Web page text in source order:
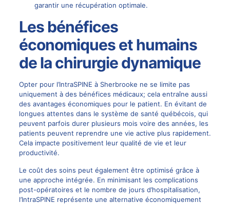
garantir une récupération optimale.
Les bénéfices
économiques et humains
de la chirurgie dynamique
Opter pour l’IntraSPINE à Sherbrooke ne se limite pas
uniquement à des bénéfices médicaux; cela entraîne aussi
des avantages économiques pour le patient. En évitant de
longues attentes dans le système de santé québécois, qui
peuvent parfois durer plusieurs mois voire des années, les
patients peuvent reprendre une vie active plus rapidement.
Cela impacte positivement leur qualité de vie et leur
productivité.
Le coût des soins peut également être optimisé grâce à
une approche intégrée. En minimisant les complications
post-opératoires et le nombre de jours d’hospitalisation,
l’IntraSPINE représente une alternative économiquement